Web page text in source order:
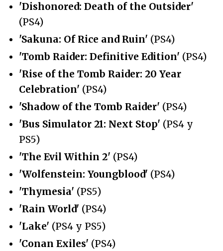
'Dishonored: Death of the Outsider'
(PS4)
'Sakuna: Of Rice and Ruin' (PS4)
'Tomb Raider: Definitive Edition' (PS4)
'Rise of the Tomb Raider: 20 Year
Celebration' (PS4)
'Shadow of the Tomb Raider' (PS4)
'Bus Simulator 21: Next Stop' (PS4 y
PS5)
'The Evil Within 2' (PS4)
'Wolfenstein: Youngblood' (PS4)
'Thymesia' (PS5)
'Rain World' (PS4)
'Lake' (PS4 y PS5)
'Conan Exiles' (PS4)